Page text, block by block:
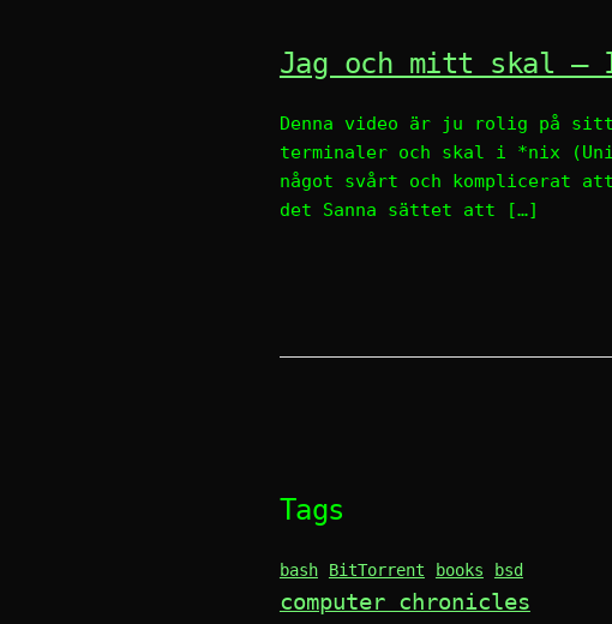
Jag och mitt skal
Denna video är ju rolig på
terminaler och skal i *nix
något svårt och komplicerat
det Sanna sättet att […]
Tags
bash BitTorrent books bsd
computer chronicles